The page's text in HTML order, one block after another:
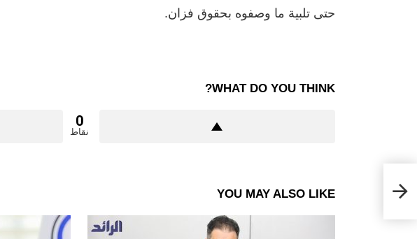
حتى تلبية ما وصفوه بحقوق فزان.
WHAT DO YOU THINK?
0
نقاط
YOU MAY ALSO LIKE